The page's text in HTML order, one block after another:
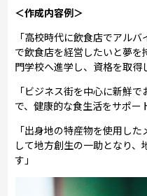
＜作成内容例＞
「高校時代に飲食店でアル
で飲食店を経営したいと夢
門学校へ進学し、資格を取得
「ビジネス街を中心に新鮮
で、健康的な食生活をサポー
「出身地の特産物を使用し
して地方創生の一助となり
す」